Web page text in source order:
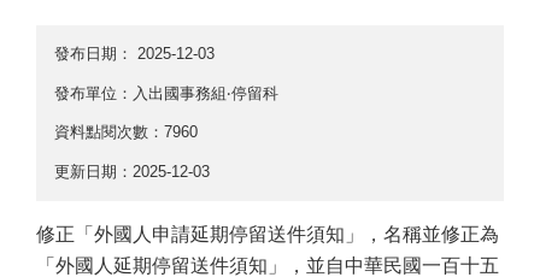
發布日期： 2025-12-03
發布單位：入出國事務組‧停留科
資料點閱次數：7960
更新日期：2025-12-03
修正「外國人申請延期停留送件須知」，名稱並修正為
「外國人延期停留送件須知」，並自中華民國一百十五